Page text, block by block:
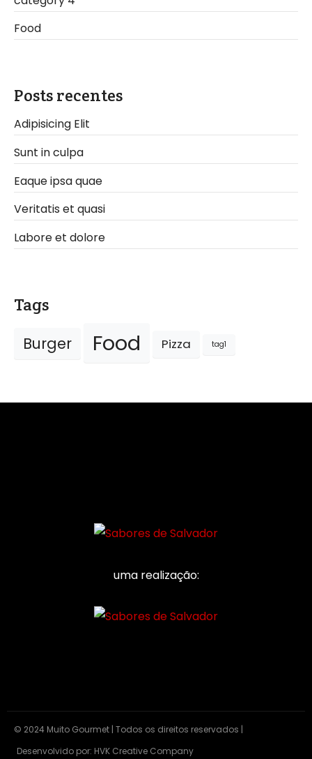
Food
Posts recentes
Adipisicing Elit
Sunt in culpa
Eaque ipsa quae
Veritatis et quasi
Labore et dolore
Tags
Burger Food Pizza tag1
uma realização:
© 2024 Muito Gourmet | Todos os direitos reservados |
Desenvolvido por: HVK Creative Company